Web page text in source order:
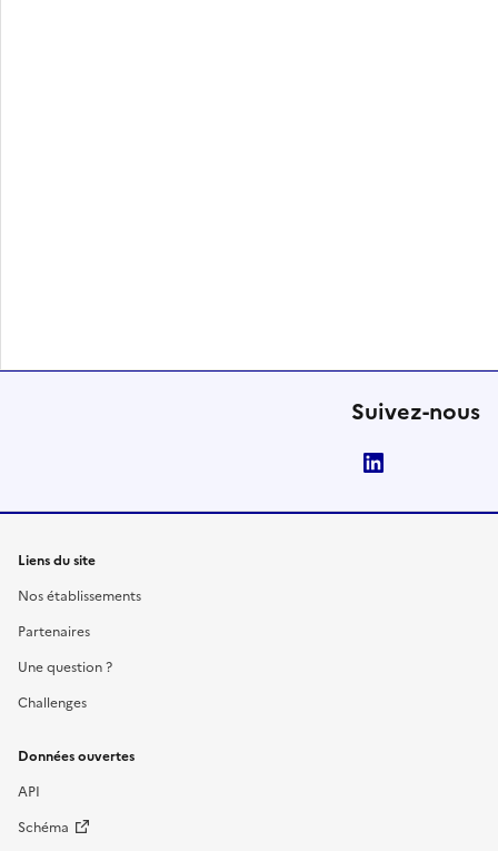
Suivez-nous
Liens du site
Nos établissements
Partenaires
Une question ?
Challenges
Données ouvertes
API
Schéma